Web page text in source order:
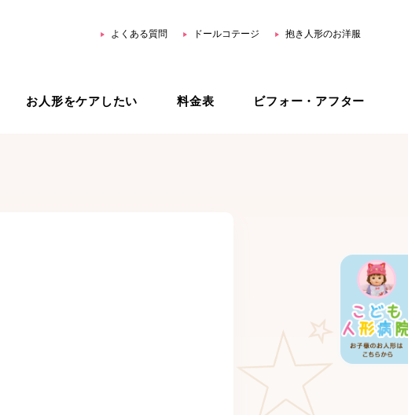
よくある質問 ドールコテージ 抱き人形のお洋服
お人形をケアしたい 料金表 ビフォー・アフター